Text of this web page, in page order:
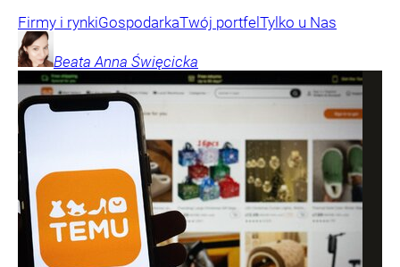
Firmy i rynkiGospodarkaTwój portfel Tylko u Nas
Beata Anna Święcicka